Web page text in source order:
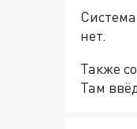
нет.
Также
Там